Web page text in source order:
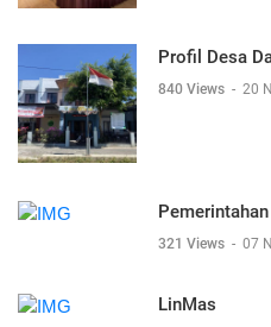
Profil Desa
840 Views - 20
321 Views - 07
LinMas